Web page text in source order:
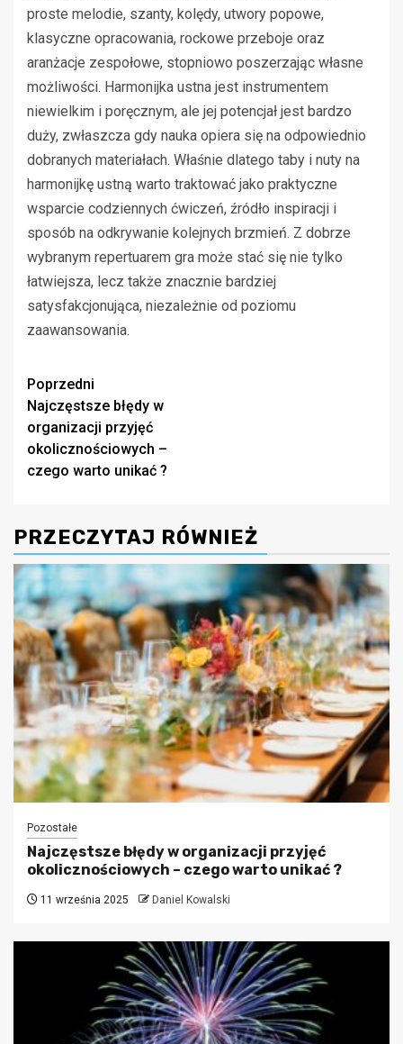
proste melodie, szanty, kolędy, utwory popowe,
klasyczne opracowania, rockowe przeboje oraz
aranżacje zespołowe, stopniowo poszerzając własne
możliwości. Harmonijka ustna jest instrumentem
niewielkim i poręcznym, ale jej potencjał jest bardzo
duży, zwłaszcza gdy nauka opiera się na odpowiednio
dobranych materiałach. Właśnie dlatego taby i nuty na
harmonijkę ustną warto traktować jako praktyczne
wsparcie codziennych ćwiczeń, źródło inspiracji i
sposób na odkrywanie kolejnych brzmień. Z dobrze
wybranym repertuarem gra może stać się nie tylko
łatwiejsza, lecz także znacznie bardziej
satysfakcjonująca, niezależnie od poziomu
zaawansowania.
Zobacz
wpisy
Poprzedni
Najczęstsze błędy w
organizacji przyjęć
okolicznościowych –
czego warto unikać ?
PRZECZYTAJ RÓWNIEŻ
Pozostałe
Najczęstsze błędy w organizacji przyjęć
okolicznościowych – czego warto unikać ?
11 września 2025 Daniel Kowalski